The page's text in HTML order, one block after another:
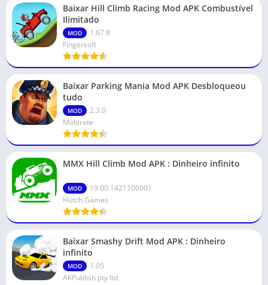
Baixar Hill Climb Racing Mod APK Combustível
Ilimitado
MOD
1.67.8
Fingersoft
Baixar Parking Mania Mod APK Desbloqueou
tudo
MOD
2.3.0
Mobirate
MMX Hill Climb Mod APK : Dinheiro infinito
MOD
19.00.1421100001
Hutch Games
Baixar Smashy Drift Mod APK : Dinheiro
infinito
MOD
1.05
AKPublish pty ltd